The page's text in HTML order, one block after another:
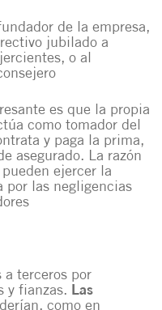
de la empresa,
jubilado a
o al
es que la propia
como tomador del
y paga la prima,
asegurado. La razón
ejercer la
por las negligencias
a terceros por
y fianzas. Las
como en